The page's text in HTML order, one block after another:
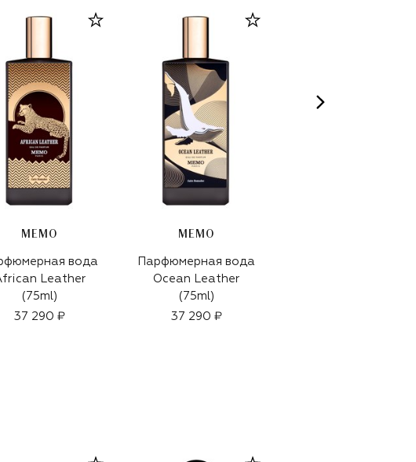
MEMO
вода
Leather
(75ml)
37 290 ₽
MEMO
Парфюмерная вода
Ocean Leather
(75ml)
37 290 ₽